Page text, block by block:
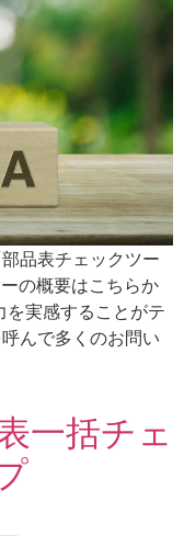
品表チェックツー
の概要はこちらか
を実感することがテ
んで多くのお問い
一括チェ